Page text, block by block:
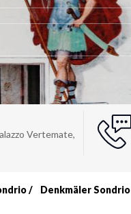
Vertemate,
Denkmäler Sondrio